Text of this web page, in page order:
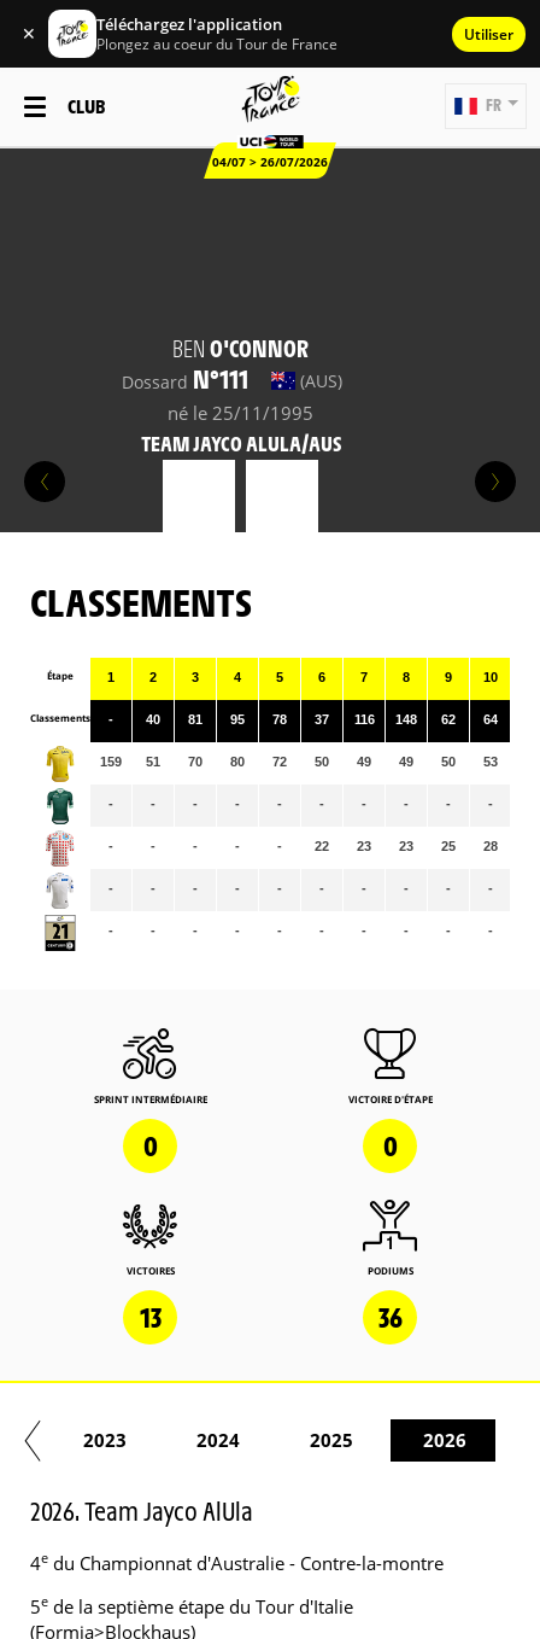
✕ Téléchargez l'application
Plongez au coeur du Tour de France Utiliser
CLUB
04/07 > 26/07/2026
FR
BEN O'CONNOR
Dossard N°111 (AUS)
né le 25/11/1995
TEAM JAYCO ALULA/AUS
CLASSEMENTS
Étape
Classements
1
-
159
-
-
-
-
2
40
51
-
-
-
-
3
81
70
-
-
-
-
4
95
80
-
-
-
-
5
78
72
-
-
-
-
6
37
50
-
22
-
-
7
116
49
-
23
-
-
8
148
49
-
23
-
-
9
62
50
-
25
-
-
10
64
53
-
28
-
-
SPRINT INTERMÉDIAIRE
0
VICTOIRE D'ÉTAPE
0
VICTOIRES
13
PODIUMS
36
2023 2024 2025 2026
2026. Team Jayco AlUla
4e du Championnat d'Australie - Contre-la-montre
5e de la septième étape du Tour d'Italie
(Formia>Blockhaus)